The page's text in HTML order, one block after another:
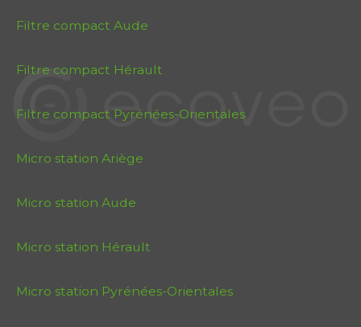
Filtre compact Aude
Filtre compact Hérault
Filtre compact Pyrénées-Orientales
Micro station Ariège
Micro station Aude
Micro station Hérault
Micro station Pyrénées-Orientales